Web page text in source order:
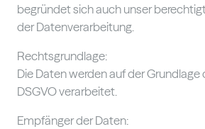
begründet sich auch unser
der Datenverarbeitung.
Rechtsgrundlage:
Die Daten werden auf der Grundlage
DSGVO verarbeitet.
Empfänger der Daten: